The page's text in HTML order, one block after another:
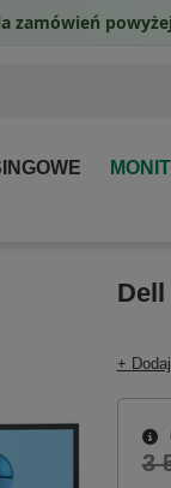
Dell
+
3
zamówień powyżej